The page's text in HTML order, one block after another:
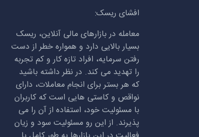
افشای ریسک:
معامله در بازارهای مالی آنلاین، ریسک
بسیار بالایی دارد و همواره خطر از دست
رفتن سرمایه، افراد تازه کار و کم تجربه
را تهدید می کند. در نظر داشته باشید
که هر بستر برای انجام معاملات، دارای
نواقص و کاستی هایی است که کاربران
با مسئولیت خود، استفاده از آن را می
پذیرند. از این رو مسئولیت سود و زیان